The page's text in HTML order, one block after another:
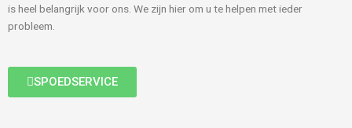
is heel belangrijk voor ons. We zijn hier om u te helpen met ieder
probleem.
SPOEDSERVICE